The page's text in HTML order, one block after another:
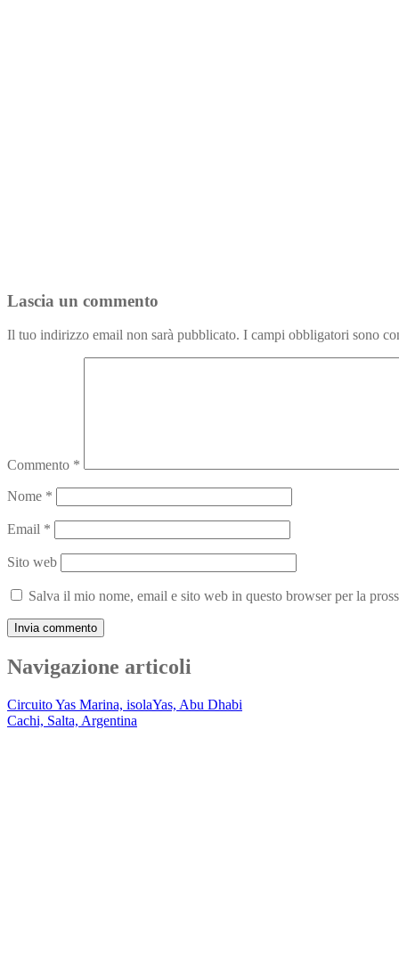
Lascia un commento
Il tuo indirizzo email non sarà pubblicato. I campi obbligatori sono
Commento *
Nome *
Email *
Sito web
Salva il mio nome, email e sito web in questo browser per la
Navigazione articoli
Circuito Yas Marina, isolaYas, Abu Dhabi
Cachi, Salta, Argentina